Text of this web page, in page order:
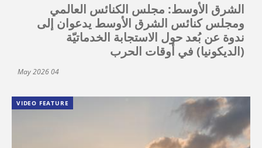
الشرق الأوسط: مجلس الكنائس العالمي
ومجلس كنائس الشرق الأوسط يدعوان إلى
ندوة عن بُعد حول الاستجابة الخدماتيّة
(الديكونيا) في أوقات الحرب
04 May 2026
VIDEO FEATURE